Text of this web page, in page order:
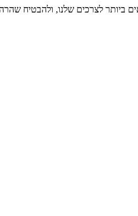
ביותר לצרכים שלנו, ולהבטיח